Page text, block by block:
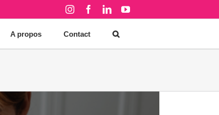
InstagramFacebook
LinkedInYouTube
A propos Contact